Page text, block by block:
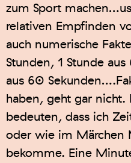
zum Sport
relativen Empfinden
auch numerische
Stunden, 1 Stunde
aus 60
haben, geht gar nicht.
bedeuten, dass ich
oder wie im Märchen
bekomme. Eine